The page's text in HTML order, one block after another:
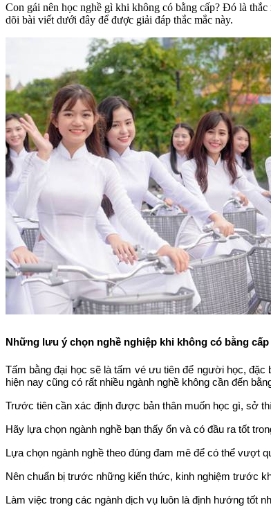
Con gái nên học nghề gì khi không có bằng cấp? Đó là
dõi bài viết dưới đây để được giải đáp thắc mắc này.
Những lưu ý chọn nghề nghiệp khi không có bằng cấp
Tấm bằng đại học sẽ là tấm vé ưu tiên để người học,
hiện nay cũng có rất nhiều ngành nghề không cần đến
Trước tiên cần xác định được bản thân muốn học gì, sở
Hãy lựa chọn ngành nghề bạn thấy ổn và có đầu ra tốt
Lựa chọn ngành nghề theo đúng đam mê để có thể vượt
Nên chuẩn bị trước những kiến thức, kinh nghiệm trước
Làm việc trong các ngành dịch vụ luôn là định hướng tốt